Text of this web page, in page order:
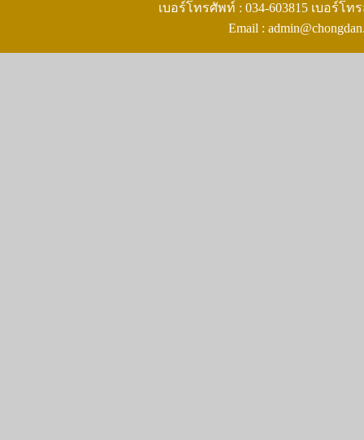
เบอร์โทรศัพท์ : 034-603815 เบอร์โท
Email :